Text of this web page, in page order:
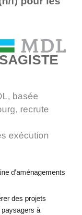
basée
recrute
exécution
d’aménagements
des projets
paysagers à